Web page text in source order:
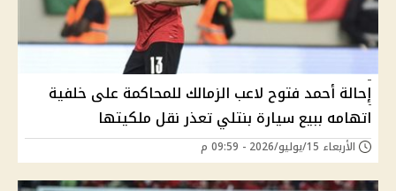
إحالة أحمد فتوح لاعب الزمالك للمحاكمة على خلفية
اتهامه ببيع سيارة بنتلي تعذر نقل ملكيتها
الأربعاء 15/يوليو/2026 - 09:59 م